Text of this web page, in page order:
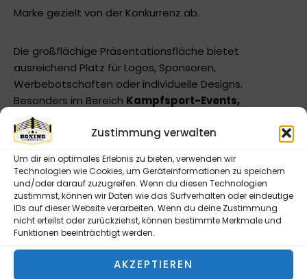
Zustimmung verwalten
Um dir ein optimales Erlebnis zu bieten, verwenden wir
Technologien wie Cookies, um Geräteinformationen zu speichern
und/oder darauf zuzugreifen. Wenn du diesen Technologien
zustimmst, können wir Daten wie das Surfverhalten oder eindeutige
IDs auf dieser Website verarbeiten. Wenn du deine Zustimmung
nicht erteilst oder zurückziehst, können bestimmte Merkmale und
Funktionen beeinträchtigt werden.
AKZEPTIEREN
Marke gezielt von der Konkurrenz ab.
Die großflächige Präsentationsfläche bietet
ausreichend Platz für Logos, Sponsoren,
Werbebotschaften oder individuelle Designs.
Besonders im Bereich Kampfsport-Events,
Fitnessstudios, Vereine oder Verkaufsflächen
eignet sich die Zipper Wall ideal alsBackwall,
Der Druck erfolgt auf hochwertigem230 g/m²
Polyester-Stretchgewebe, welches nicht nur für
brillante Farben und gestochen scharfe Details sorgt,
sondern auch durch seineB1-Zertifizierung (schwer
entflammbar)optimal für den Einsatz auf Messen
und öffentlichen Veranstaltungen geeignet ist. Das